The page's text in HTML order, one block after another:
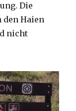
Die
Haien
nicht